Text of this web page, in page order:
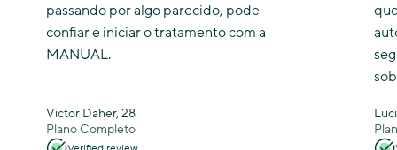
passando por algo parecido, pode
confiar e iniciar o tratamento com a
MANUAL.
Victor Daher, 28
Plano Completo